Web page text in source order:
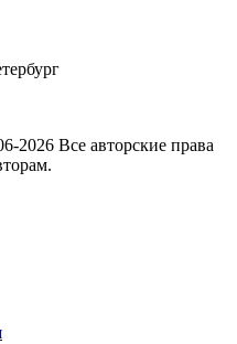
2026 Все авторские права